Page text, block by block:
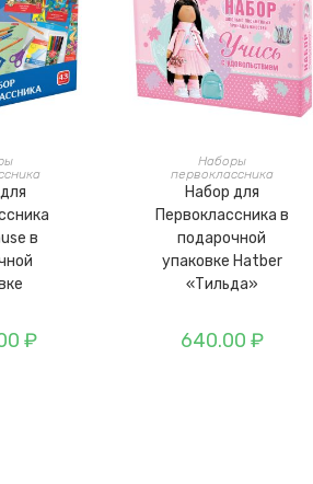
в
₽
В КОРЗИНУ
Наборы
первоклассника
Набор для
Первоклассника в
подарочной
упаковке Hatber
«Тильда»
640.00 ₽